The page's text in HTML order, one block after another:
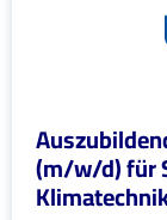
(m/w/d) für